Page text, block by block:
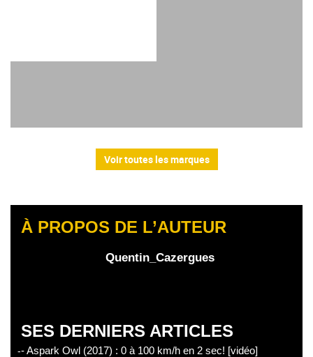
Voir toutes les marques
À PROPOS DE L’AUTEUR
Quentin_Cazergues
SES DERNIERS ARTICLES
- Aspark Owl (2017) : 0 à 100 km/h en 2 sec! [vidéo]